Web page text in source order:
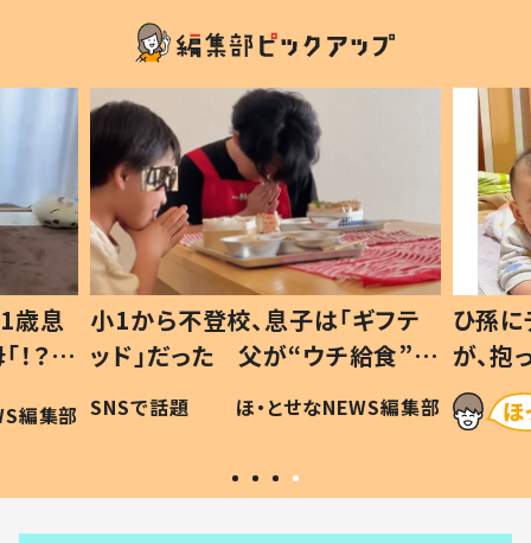
歳息
？」
編集部
小1から不登校、息子は「ギフテ
ッド」だった 父が“ウチ給食”を
作り続ける理由とは #令和の親
#令和の子
SNSで話題 ほ・とせなNEWS編集部
ひ孫
が、
「涙が
い」